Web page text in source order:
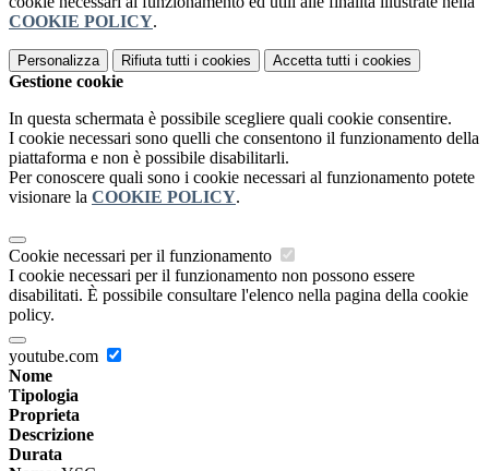
COOKIE POLICY.
Personalizza Rifiuta tutti i cookies Accetta tutti i cookies
Gestione cookie
In questa schermata è possibile scegliere quali cookie consentire.
I cookie necessari sono quelli che consentono il funzionamento della
piattaforma e non è possibile disabilitarli.
Per conoscere quali sono i cookie necessari al funzionamento potete
visionare la COOKIE POLICY.
Cookie necessari per il funzionamento
I cookie necessari per il funzionamento non possono essere
disabilitati. È possibile consultare l'elenco nella pagina della cookie
policy.
youtube.com
Nome
Tipologia
Proprieta
Descrizione
Durata